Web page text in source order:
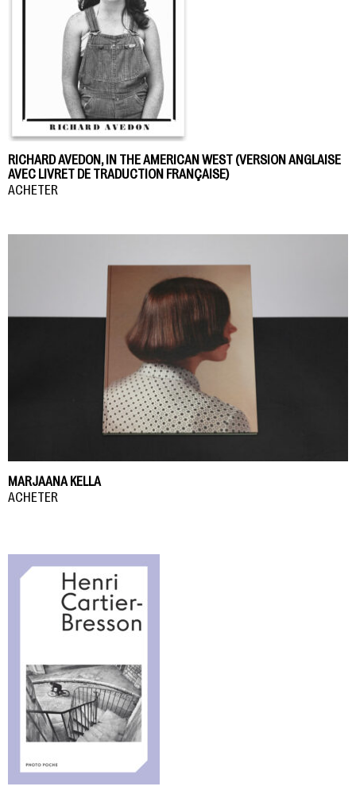
RICHARD AVEDON, IN THE AMERICAN WEST (VERSION ANGLAISE
AVEC LIVRET DE TRADUCTION FRANÇAISE)
ACHETER
MARJAANA KELLA
ACHETER